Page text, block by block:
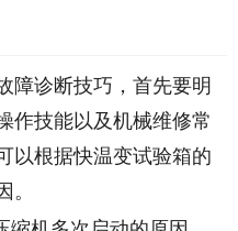
障诊断技巧，首先要明
作技能以及机械维修常
以根据快温变试验箱的